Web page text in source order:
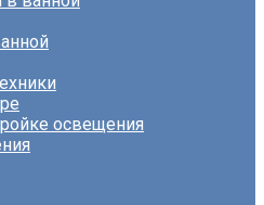
освещения